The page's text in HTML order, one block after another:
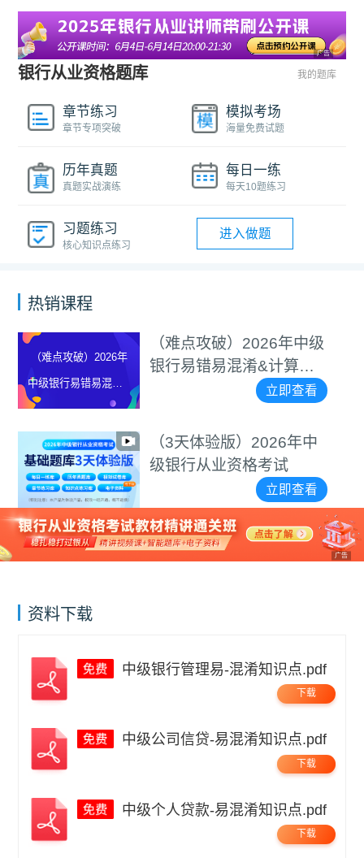
广告
银行从业资格题库 我的题库
章节练习
章节专项突破
模拟考场
海量免费试题
历年真题
真题实战演练
每日一练
每天10题练习
习题练习
核心知识点练习
进入做题
热销课程
（难点攻破）2026年
中级银行易错易混淆&
计算题等专项突破视
频
（难点攻破）2026年中级
银行易错易混淆&计算题
等专项突破视频
立即查看
（3天体验版）2026年中
级银行从业资格考试
立即查看
广告
资料下载
中级银行管理易-混淆知识点.pdf
下载
中级公司信贷-易混淆知识点.pdf
下载
中级个人贷款-易混淆知识点.pdf
下载